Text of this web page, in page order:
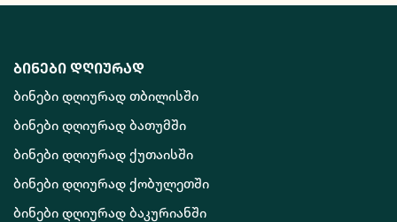
ბინები დღიურად
ბინები დღიურად თბილისში
ბინები დღიურად ბათუმში
ბინები დღიურად ქუთაისში
ბინები დღიურად ქობულეთში
ბინები დღიურად ბაკურიანში